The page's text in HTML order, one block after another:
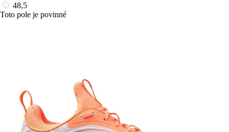
48,5
Toto pole je povinné